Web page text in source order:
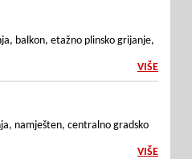
balkon, etažno plinsko grijanje,
VIŠE
namješten, centralno gradsko
VIŠE